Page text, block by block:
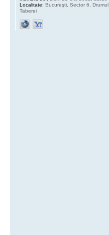
Localitate: Bucureşti, Sector 6, Drumul
Taberei